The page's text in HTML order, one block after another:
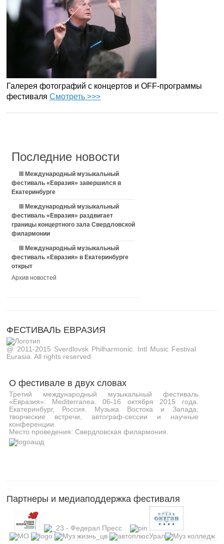
Галерея фотографий с концертов и OFF-программы
фестиваляСмотреть >>>
Последние новости
III Международный музыкальный
фестиваль «Евразия» завершился в
Екатеринбурге
III Международный музыкальный
фестиваль «Евразия» раздвигает
границы концертного зала Свердловской
филармонии
III Международный музыкальный
фестиваль «Евразия» в Екатеринбурге
открыт
Архив новостей
ФЕСТИВАЛЬ ЕВРАЗИЯ
@ 2011-2015 Sverdlovsk Philharmonic. Intl Music Festival
Eurasia. All rights reserved.
О фестивале в двух словах
Третий международный музыкальный фестиваль
«Евразия»: Mediterranea. 06-16 октября 2015 года.
Екатеринбург, Россия. Музыка Востока и Запада,
творческие встречи, автограф-сессии и научные
конференции.
Место проведения: Свердловская филармония.
Партнеры и медиаподдержка фестиваля